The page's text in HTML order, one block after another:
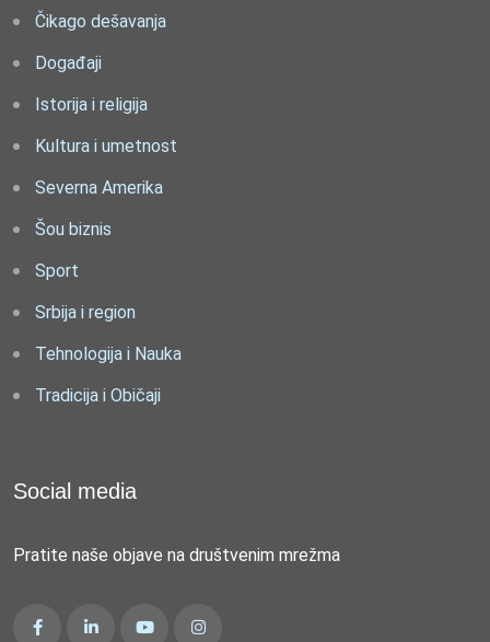
Čikago dešavanja
Događaji
Istorija i religija
Kultura i umetnost
Severna Amerika
Šou biznis
Sport
Srbija i region
Tehnologija i Nauka
Tradicija i Običaji
Social media
Pratite naše objave na društvenim mrežma